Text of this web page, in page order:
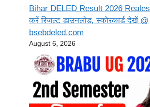
Bihar DELED Result 2026
करें रिजल्ट डाउनलोड, स्कोरकार्ड देखें @
bsebdeled.com
August 6, 2026